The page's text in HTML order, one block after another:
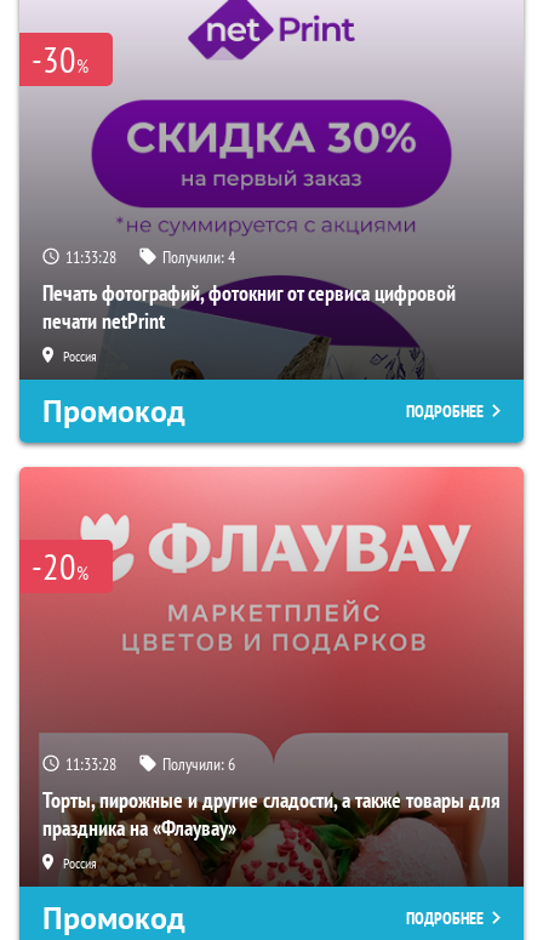
-30%
11:33:27 Получили:4
Печать фотографий, фотокниг от сервиса цифровой
печати netPrint
Россия
Промокод ПОДРОБНЕЕ
-20%
11:33:27 Получили:6
Торты, пирожные и другие сладости, а также товары для
праздника на «Флаувау»
Россия
Промокод ПОДРОБНЕЕ